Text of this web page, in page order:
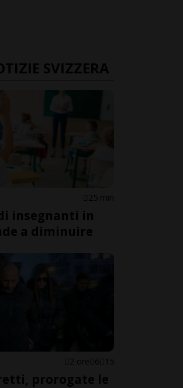
SVIZZERA
25 min
di insegnanti in
a diminuire
2 ore 6 15
prorogate le